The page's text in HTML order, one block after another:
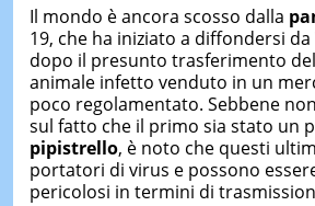
Il mondo è ancora scosso dalla
19, che ha iniziato a diffondersi da
dopo il presunto trasferimento del
animale infetto venduto in un
poco regolamentato. Sebbene
sul fatto che il primo sia stato un
pipistrello, è noto che questi
portatori di virus e possono
pericolosi in termini di